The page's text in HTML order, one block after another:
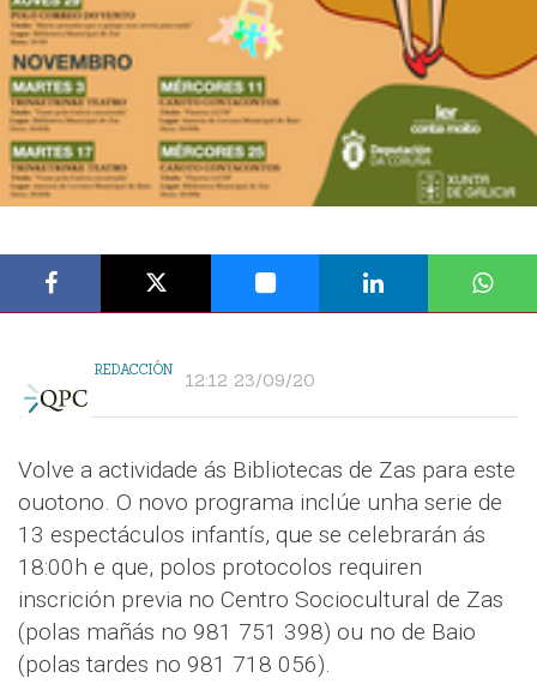
REDACCIÓN 12:12 23/09/20
Volve a actividade ás Bibliotecas de Zas para este
ouotono. O novo programa inclúe unha serie de
13 espectáculos infantís, que se celebrarán ás
18:00h e que, polos protocolos requiren
inscrición previa no Centro Sociocultural de Zas
(polas mañás no 981 751 398) ou no de Baio
(polas tardes no 981 718 056).